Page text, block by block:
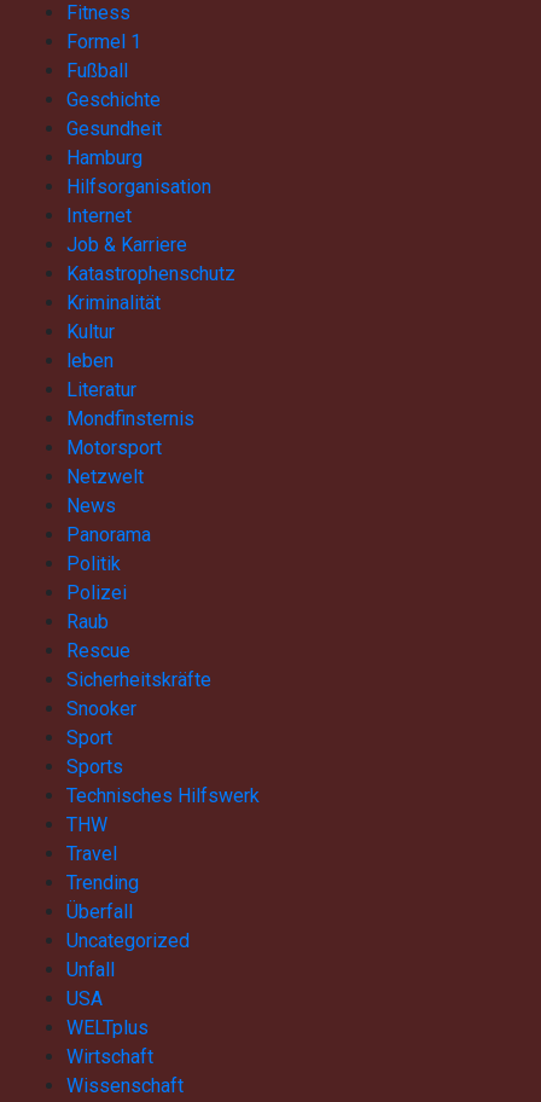
Fitness
Formel 1
Fußball
Geschichte
Gesundheit
Hamburg
Hilfsorganisation
Internet
Job & Karriere
Katastrophenschutz
Kriminalität
Kultur
leben
Literatur
Mondfinsternis
Motorsport
Netzwelt
News
Panorama
Politik
Polizei
Raub
Rescue
Sicherheitskräfte
Snooker
Sport
Sports
Technisches Hilfswerk
THW
Travel
Trending
Überfall
Uncategorized
Unfall
USA
WELTplus
Wirtschaft
Wissenschaft